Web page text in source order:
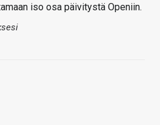
iso osa päivitystä Openiin.